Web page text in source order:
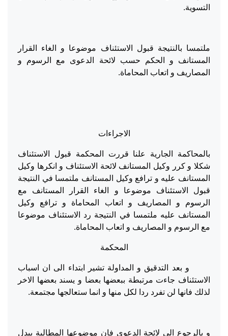
التسوية.
ملتمسا بالنتيجة قبول الاستئناف موضوعا و الغاء القرار
المستانف و الحكم حسب لائحة الدعوى مع الرسوم و
المصاريف و اتعاب المحاماة.
الاجراءات
بالمحاكمة الجارية علنا قررت المحكمة قبول الاستئناف
شكلا و كرر وكيل المستانف لائحة الاستئناف و انكرها وكيل
المستانف عليه و ترافع وكيل المستانف ملتمسا في النتيجة
قبول الاستئناف موضوعا و الغاء القرار المستانف مع
الرسوم و المصاريف و اتعاب المحاماة و ترافع وكيل
المستانف عليه ملتمسا في النتيجة رد الاستئناف موضوعا
مع الرسوم و المصاريف و اتعاب المحاماة.
المحكمة
و بعد التدقيق و المداولة تشير ابتداء الى ان اسباب
الاستئناف جاءت مرتبطة ببعضها بعضا و يسند بعضها الاخر
لذلك فانها لن تفرد ردا لكل منها و انما ستعالجها مجتمعة.
و بالرجوع الى لائحة الدعوى فان موضوعها المطالبة ببدل